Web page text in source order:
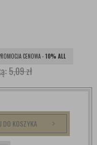
CENOWA -10% ALL
5,09 zł
DO KOSZYKA